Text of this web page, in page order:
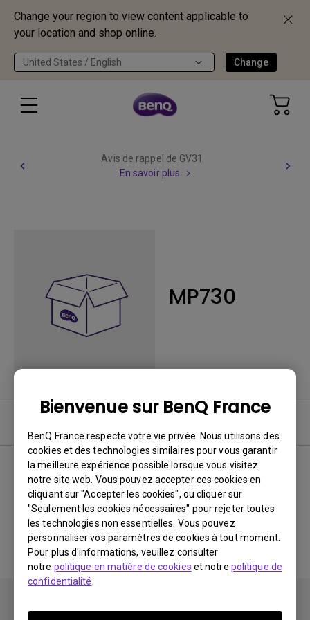
Change your region to view content applicable to
your location and shop online.
United States / English Change
Bienvenue sur BenQ France
BenQ France respecte votre vie privée. Nous utilisons des
cookies et des technologies similaires pour vous garantir
la meilleure expérience possible lorsque vous visitez
notre site web. Vous pouvez accepter ces cookies en
cliquant sur "Accepter les cookies", ou cliquer sur
"Seulement les cookies nécessaires" pour rejeter toutes
les technologies non essentielles. Vous pouvez
personnaliser vos paramètres de cookies à tout moment.
Pour plus d'informations, veuillez consulter
notre politique en matière de cookies et notre politique de
confidentialité
Avis de rappel de GV31
En savoir plus
MP730
Aucun logiciel ou pilote
associé